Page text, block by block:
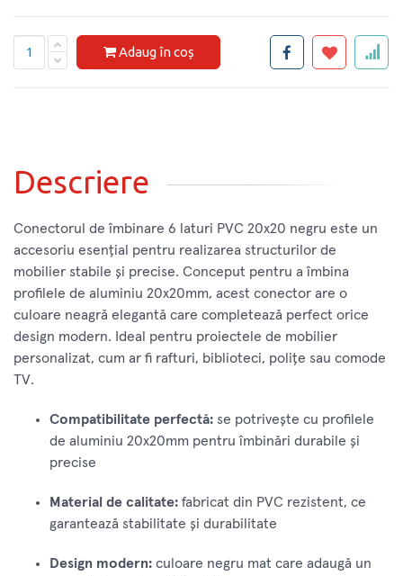
Adaug în coș
Descriere
Conectorul de îmbinare 6 laturi PVC 20x20 negru este un
accesoriu esențial pentru realizarea structurilor de
mobilier stabile și precise. Conceput pentru a îmbina
profilele de aluminiu 20x20mm, acest conector are o
culoare neagră elegantă care completează perfect orice
design modern. Ideal pentru proiectele de mobilier
personalizat, cum ar fi rafturi, biblioteci, polițe sau comode
TV.
Compatibilitate perfectă: se potrivește cu profilele
de aluminiu 20x20mm pentru îmbinări durabile și
precise
Material de calitate: fabricat din PVC rezistent, ce
garantează stabilitate și durabilitate
Design modern: culoare negru mat care adaugă un